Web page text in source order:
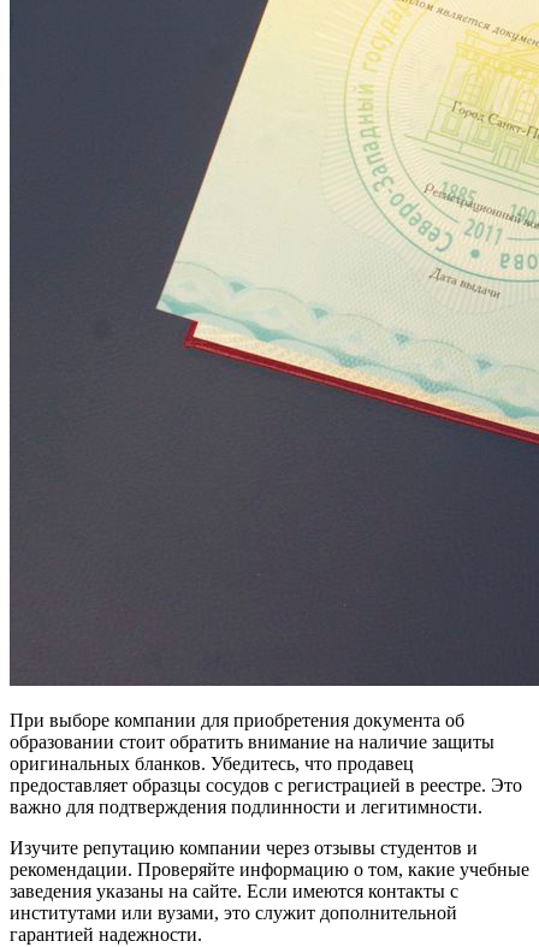
При выборе компании для приобретения документа об
образовании стоит обратить внимание на наличие защиты
оригинальных бланков. Убедитесь, что продавец
предоставляет образцы сосудов с регистрацией в реестре. Это
важно для подтверждения подлинности и легитимности.
Изучите репутацию компании через отзывы студентов и
рекомендации. Проверяйте информацию о том, какие учебные
заведения указаны на сайте. Если имеются контакты с
институтами или вузами, это служит дополнительной
гарантией надежности.